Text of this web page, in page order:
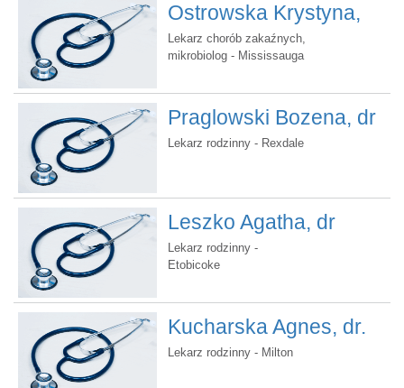
Ostrowska Krystyna,
dr.
Lekarz chorób zakaźnych,
mikrobiolog - Mississauga
Praglowski Bozena, dr
Lekarz rodzinny - Rexdale
Leszko Agatha, dr
Lekarz rodzinny -
Etobicoke
Kucharska Agnes, dr.
Lekarz rodzinny - Milton